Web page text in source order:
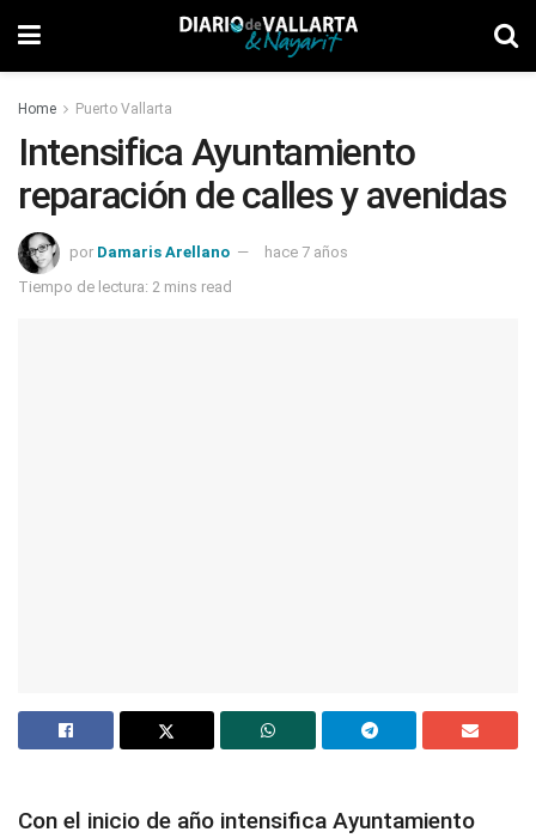
Home Puerto Vallarta
Intensifica Ayuntamiento
reparación de calles y avenidas
por Damaris Arellano
hace 7 años
Tiempo de lectura: 2 mins read
Con el inicio de año intensifica Ayuntamiento